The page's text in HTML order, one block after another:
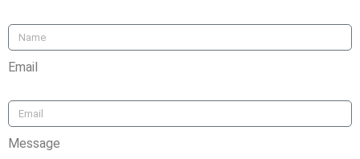
Email
Message